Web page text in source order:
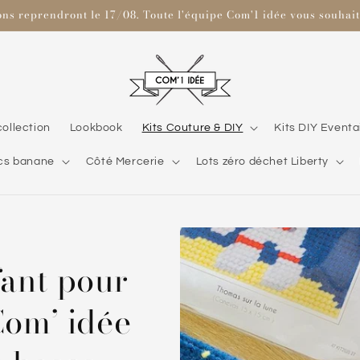
reprendront le 17/08. Toute l'équipe Com'1 idée vous
Lookbook Kits Couture & DIY Kits DIY
banane Côté Mercerie Lots zéro déchet Liberty
pour
idée